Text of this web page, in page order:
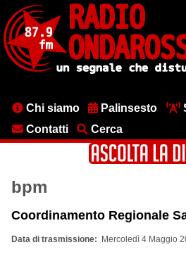
contenuto
principale
MenuChi siamo Palinsesto
Contatti
Cerca
bpm
Coordinamento Regionale
Data di trasmissione Mercoledì 4 Maggio